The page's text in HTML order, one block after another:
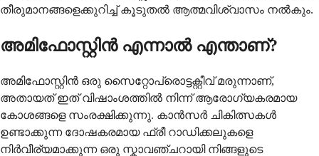
തീരുമാനങ്ങളെക്കുറിച്ച് കൂടുതൽ ആത്മവിശ്വാസം നൽകും.
അമിഫോസ്റ്റിൻ എന്നാൽ എന്താണ്?
അമിഫോസ്റ്റിൻ ഒരു സൈറ്റോപ്രൊട്ടക്റ്റീവ് മരുന്നാണ്,
അതായത് ഇത് വിഷാംശത്തിൽ നിന്ന് ആരോഗ്യകരമായ
കോശങ്ങളെ സംരക്ഷിക്കുന്നു. കാൻസർ ചികിത്സകൾ
ഉണ്ടാക്കുന്ന ദോഷകരമായ ഫ്രീ റാഡിക്കലുകളെ
നിർവീര്യമാക്കുന്ന ഒരു സ്കാവഞ്ചറായി നിങ്ങളുടെ